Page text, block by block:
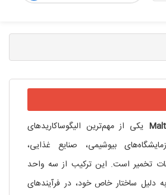
یکی از مهم‌ترین الیگوساکاریدهای
بیوشیمی، صنایع غذایی،
تخمیر است. این ترکیب از سه واحد
دلیل ساختار خاص خود، در فرآیندهای